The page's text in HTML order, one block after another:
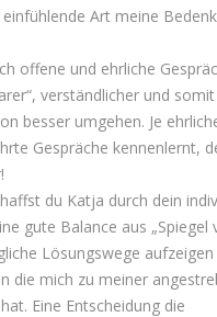
Art meine
offene und ehrliche
verständlicher und
besser umgehen. Je
Gespräche kennenlernt,
du Katja durch dein
gute Balance aus „Spiegel
Lösungswege aufzeigen
die mich zu meiner
Eine Entscheidung die